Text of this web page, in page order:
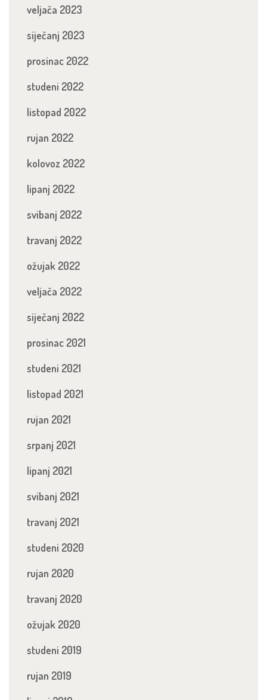
veljača 2023
siječanj 2023
prosinac 2022
studeni 2022
listopad 2022
rujan 2022
kolovoz 2022
lipanj 2022
svibanj 2022
travanj 2022
ožujak 2022
veljača 2022
siječanj 2022
prosinac 2021
studeni 2021
listopad 2021
rujan 2021
srpanj 2021
lipanj 2021
svibanj 2021
travanj 2021
studeni 2020
rujan 2020
travanj 2020
ožujak 2020
studeni 2019
rujan 2019